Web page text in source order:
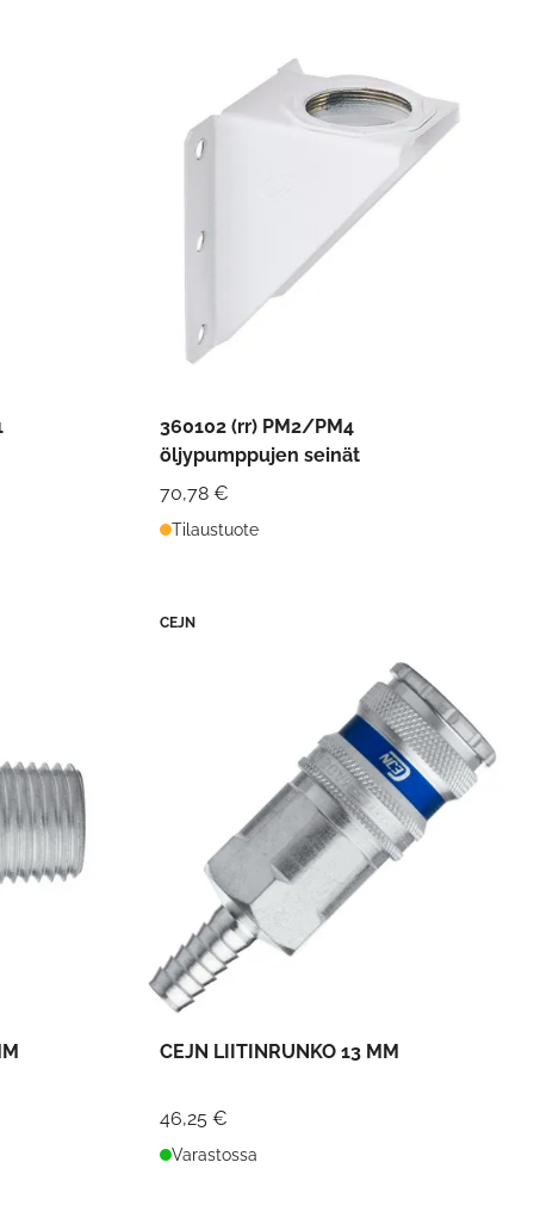
360102 (rr) PM2/PM4
öljypumppujen seinät
70,78 €
Tilaustuote
CEJN
CEJN LIITINRUNKO 13 MM
46,25 €
Varastossa